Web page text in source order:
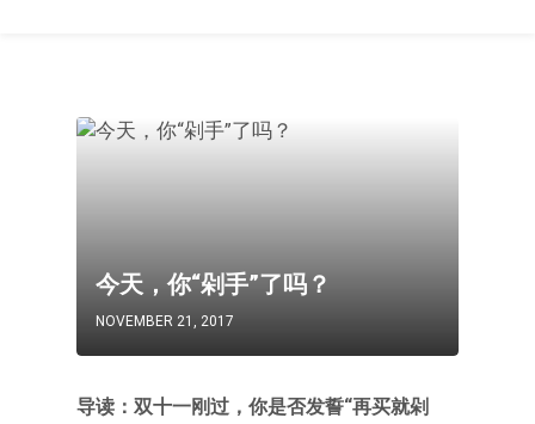
今天，你“剁手”了吗？
NOVEMBER 21, 2017
导读：双十一刚过，你是否发誓“再买就剁